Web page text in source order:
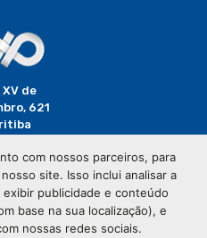
XV de
621
3320-
com nossos parceiros, para
site. Isso inclui analisar a
publicidade e conteúdo
base na sua localização), e
nossas redes sociais.